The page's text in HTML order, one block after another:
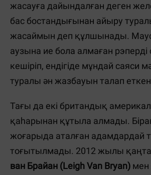
жасауға дайындалған деген
бас бостандығынан айыру
жасаймын деп құлшынады.
аузына ие бола алмаған рэперді
кешіріп, ендігіде мұндай саяси
туралы ән жазбауын талап
Тағы да екі британдық
қаһарынан құтыла алмады.
жоғарыда аталған адамдардай
тоғытылмады. 2012 жылы
ван Брайан (Leigh Van Bryan) мен